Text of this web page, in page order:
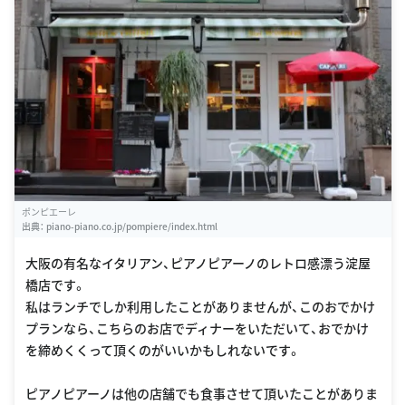
ポンピエーレ
出典： piano-piano.co.jp/pompiere/index.html
大阪の有名なイタリアン、ピアノピアーノのレトロ感漂う淀屋
橋店です。
私はランチでしか利用したことがありませんが、このおでかけ
プランなら、こちらのお店でディナーをいただいて、おでかけ
を締めくくって頂くのがいいかもしれないです。
ピアノピアーノは他の店舗でも食事させて頂いたことがありま